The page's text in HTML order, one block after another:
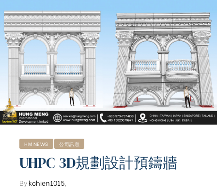
HM NEWS 公司訊息
UHPC 3D規劃設計預鑄牆
Bykchien1015,